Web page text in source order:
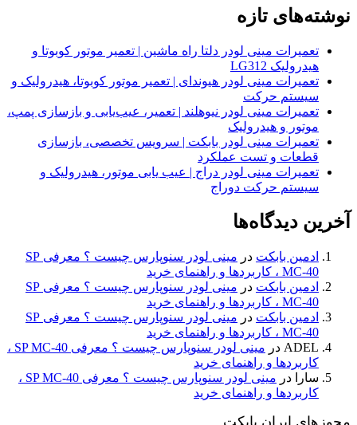
نوشته‌های تازه
تعمیرات مینی لودر دلتا راه ماشین | تعمیر موتور کوبوتا و
هیدرولیک LG312
تعمیرات مینی لودر هیوندای | تعمیر موتور کوبوتا، هیدرولیک و
سیستم حرکت
تعمیرات مینی لودر نیوهلند | تعمیر، عیب‌یابی و بازسازی پمپ،
موتور و هیدرولیک
تعمیرات مینی لودر بابکت | سرویس تخصصی، بازسازی
قطعات و تست عملکرد
تعمیرات مینی لودر دراج | عیب یابی موتور، هیدرولیک و
سیستم حرکت دوراج
آخرین دیدگاه‌ها
ادمین بابکت در
مینی لودر سنوپارس چیست ؟ معرفی SP
MC-40 ، کاربردها و راهنمای خرید
ادمین بابکت در
مینی لودر سنوپارس چیست ؟ معرفی SP
MC-40 ، کاربردها و راهنمای خرید
ادمین بابکت در
مینی لودر سنوپارس چیست ؟ معرفی SP
MC-40 ، کاربردها و راهنمای خرید
ADEL در
مینی لودر سنوپارس چیست ؟ معرفی SP MC-40 ،
کاربردها و راهنمای خرید
سارا
در
مینی لودر سنوپارس چیست ؟ معرفی SP MC-40 ،
کاربردها و راهنمای خرید
مجوزهای ایران بابکت